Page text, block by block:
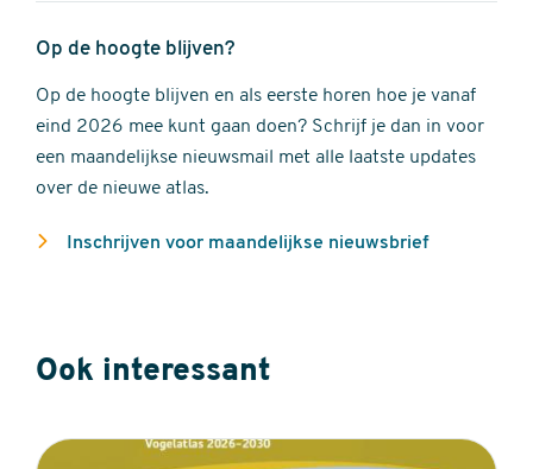
Op de hoogte blijven?
Op de hoogte blijven en als eerste horen hoe je vanaf
eind 2026 mee kunt gaan doen? Schrijf je dan in voor
een maandelijkse nieuwsmail met alle laatste updates
over de nieuwe atlas.
Inschrijven voor maandelijkse nieuwsbrief
Ook interessant